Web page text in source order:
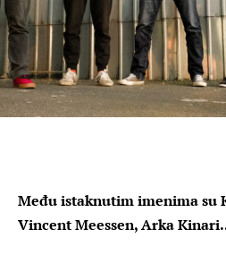
Među istaknutim imenima su
Vincent Meessen, Arka